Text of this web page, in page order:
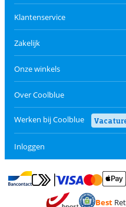
Klantenservice
Zakelijk
Onze winkels
Over Coolblue
Werken bij Coolblue
Inloggen
Betalen met Bancontact
Betalen met MasterCard
Best